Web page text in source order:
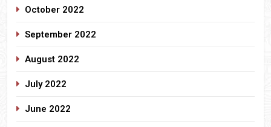
October 2022
September 2022
August 2022
July 2022
June 2022